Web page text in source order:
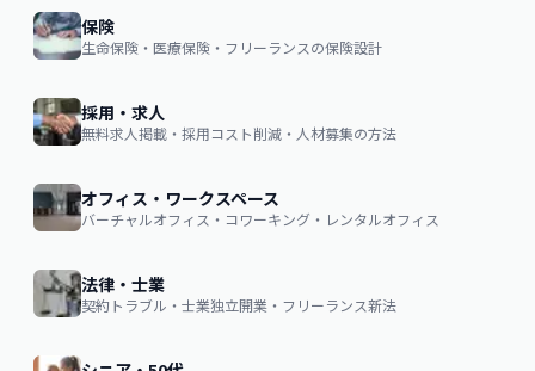
保険
生命保険・医療保険・フリーランスの保険設計
採用・求人
無料求人掲載・採用コスト削減・人材募集の方法
オフィス・ワークスペース
バーチャルオフィス・コワーキング・レンタルオフィス
法律・士業
契約トラブル・士業独立開業・フリーランス新法